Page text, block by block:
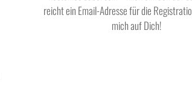
reicht ein Email-Adresse für die
mich auf Dich!